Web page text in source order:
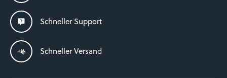
Schneller Support
Schneller Versand